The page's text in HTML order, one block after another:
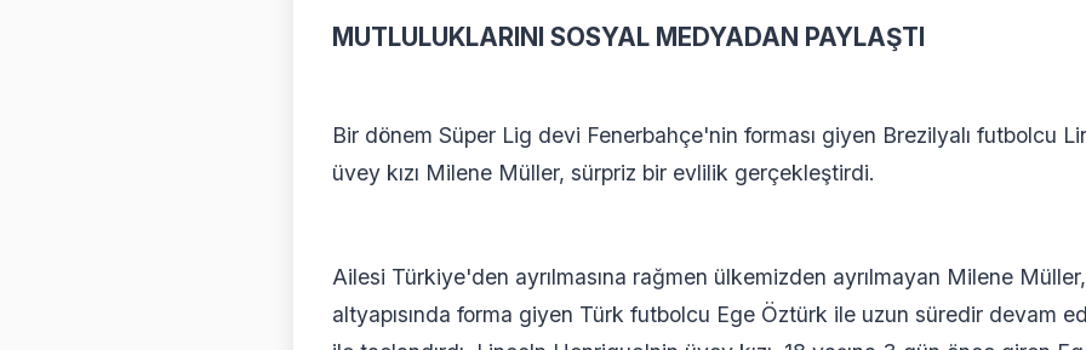
MUTLULUKLARINI SOSYAL MEDYADAN PAYLAŞTI
Bir dönem Süper Lig devi Fenerbahçe'nin forması giyen Brezilyalı futbolcu
üvey kızı Milene Müller, sürpriz bir evlilik gerçekleştirdi.
Ailesi Türkiye'den ayrılmasına rağmen ülkemizden ayrılmayan Milene
altyapısında forma giyen Türk futbolcu Ege Öztürk ile uzun süredir devam